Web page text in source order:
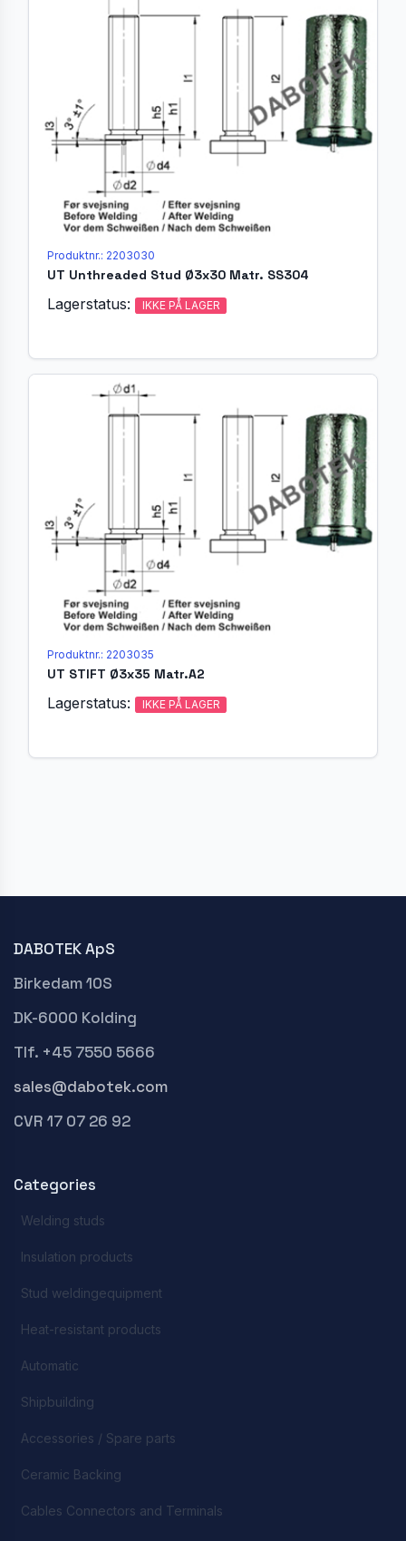
Produktnr.: 2203030
UT Unthreaded Stud Ø3x30 Matr. SS304
Lagerstatus: IKKE PÅ LAGER
Produktnr.: 2203035
UT STIFT Ø3x35 Matr.A2
Lagerstatus: IKKE PÅ LAGER
DABOTEK ApS
Birkedam 10S
DK-6000 Kolding
Tlf. +45 7550 5666
sales@dabotek.com
CVR 17 07 26 92
Categories
Welding studs
Insulation products
Stud weldingequipment
Heat-resistant products
Automatic
Shipbuilding
Accessories / Spare parts
Ceramic Backing
Cables Connectors and Terminals